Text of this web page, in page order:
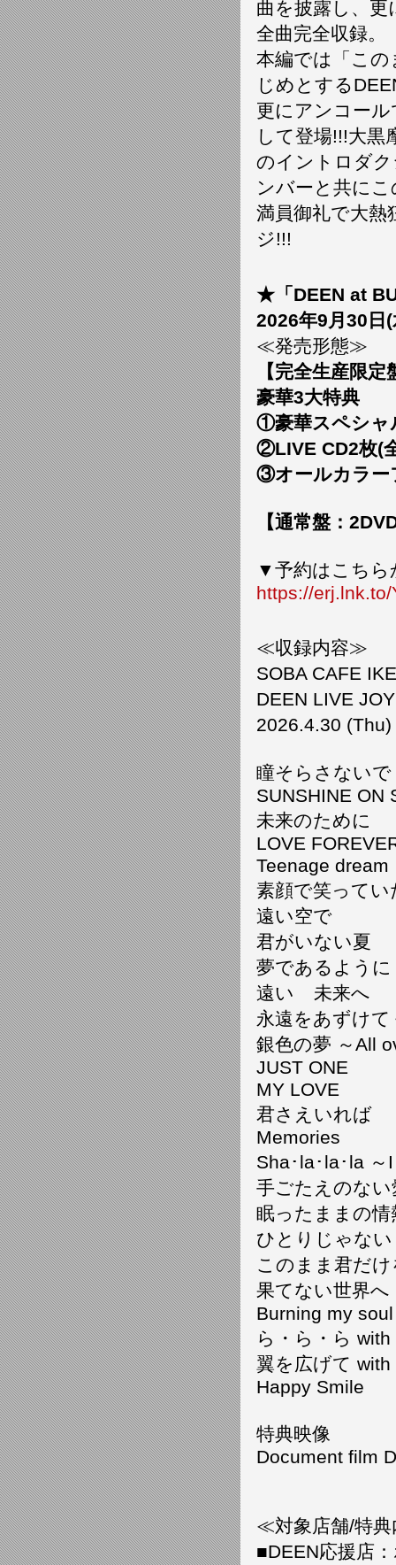
曲を披露し、
全曲完全収録。
本編では「こ
じめとする
更にアンコー
して登場!!!大黒
のイントロダ
ンバーと共に
満員御礼で大
ジ!!!
★「DEEN at
2026年9月30日
≪発売形態≫
【完全生産限
豪華3大特典
①豪華スペシャ
②LIVE CD2枚(
③オールカラー
【通常盤：
▼予約はこちら
https://
≪収録内容≫
SOBA CAFE
DEEN LIVE
2026.4.30
瞳そらさないで
SUNSHINE ON
未来のために
LOVE
Teenage dream
素顔で笑ってい
遠い空で
君がいない夏
夢であるように
遠いゝ未来へ
永遠をあずけて
銀色の夢 ～All
JUST ONE
MY LOVE
君さえいれば
Memories
Sha･la･la･la ～
手ごたえのない
眠ったままの情
ひとりじゃない
このまま君だ
果てない世界へ
Burning my soul
ら・ら・ら
翼を広げて
Happy Smile
特典映像
Document film
≪対象店舗/特
■DEEN応援店